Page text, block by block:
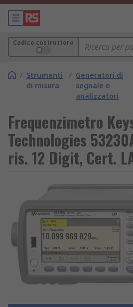
Codice costruttore
/ Strumenti
di misura
/ Generatori di
segnale e
analizzatori
Frequenzimetro
Technologies
ris. 12 Digit, Cert.